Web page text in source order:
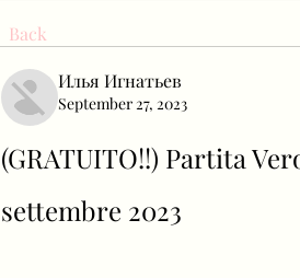
Back
Илья Игнатьев
September 27, 2023
(GRATUITO!!) Partita
settembre 2023